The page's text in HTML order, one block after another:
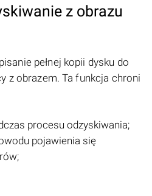
z obrazu
pełnej kopii dysku do
z obrazem. Ta funkcja chroni
procesu odzyskiwania;
pojawienia się